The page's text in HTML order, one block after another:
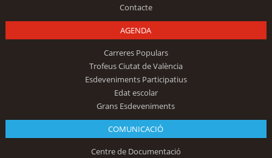
Contacte
AGENDA
Carreres Populars
Trofeus Ciutat de València
Esdeveniments Participatius
Edat escolar
Grans Esdeveniments
COMUNICACIÓ
Centre de Documentació